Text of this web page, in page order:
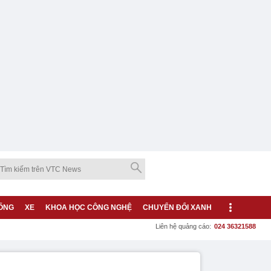
XE KHOA HỌC CÔNG NGHỆ CHUYỂN ĐỔI XANH
Liên hệ quảng cáo: 024 36321588